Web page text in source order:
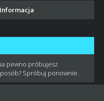
Informacja
pewno próbujesz
Spróbuj ponownie.